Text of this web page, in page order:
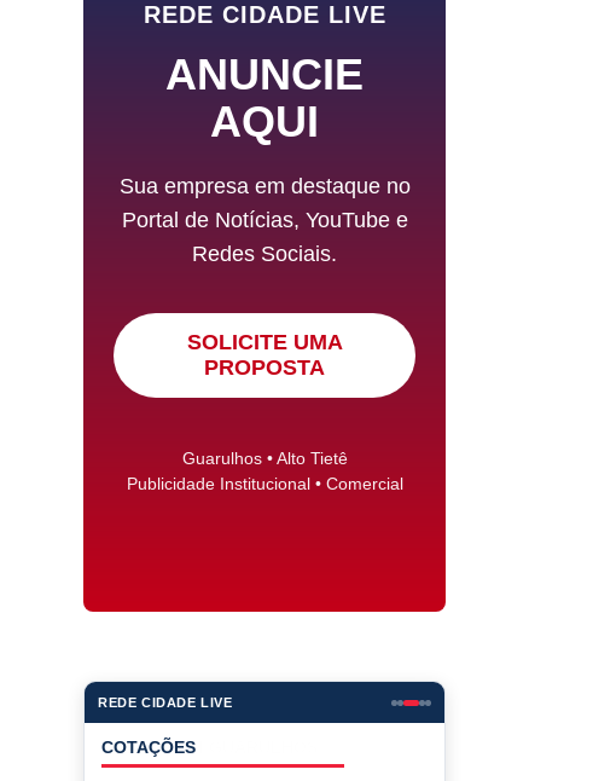
REDE CIDADE LIVE
ANUNCIE
AQUI
Sua empresa em destaque no
Portal de Notícias, YouTube e
Redes Sociais.
SOLICITE UMA
PROPOSTA
Guarulhos • Alto Tietê
Publicidade Institucional • Comercial
REDE CIDADE LIVE
COTAÇÕES